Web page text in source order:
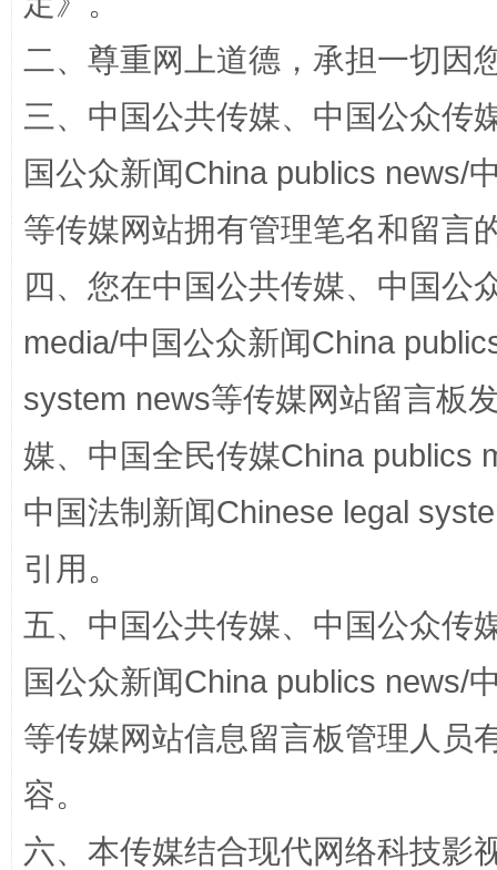
漫山遍野的桃花与雪山、麦地、白藏房 除
二、尊重网上道德，承担一切因
三、中国公共传媒、中国公众传
国公众新闻China publics news/
等传媒网站拥有管理笔名和留言
四、您在中国公共传媒、中国公
media/中国公众新闻China
system news等传媒网站留言板
媒、中国全民传媒China publics
中国法制新闻Chinese legal
引用。
五、中国公共传媒、中国公众传
国公众新闻China publics news/
等传媒网站信息留言板管理人员
容。
六、本传媒结合现代网络科技影